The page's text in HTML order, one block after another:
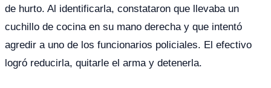
de hurto. Al identificarla, constataron que llevaba un
cuchillo de cocina en su mano derecha y que intentó
agredir a uno de los funcionarios policiales. El efectivo
logró reducirla, quitarle el arma y detenerla.